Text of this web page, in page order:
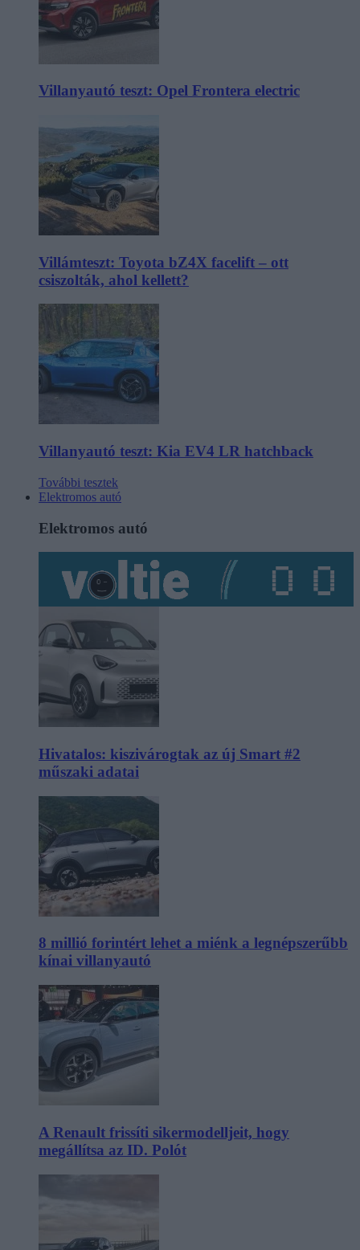
Villanyautó teszt: Opel Frontera electric
Villámteszt: Toyota bZ4X facelift – ott
csiszolták, ahol kellett?
Villanyautó teszt: Kia EV4 LR hatchback
További tesztek
Elektromos autó
Elektromos autó
Hivatalos: kiszivárogtak az új Smart #2
műszaki adatai
8 millió forintért lehet a miénk a legnépszerűbb
kínai villanyautó
A Renault frissíti sikermodelljeit, hogy
megállítsa az ID. Polót